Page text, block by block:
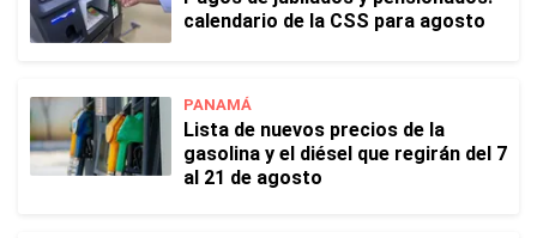
calendario de la CSS para agosto
PANAMÁ
Lista de nuevos precios de la
gasolina y el diésel que regirán del 7
al 21 de agosto